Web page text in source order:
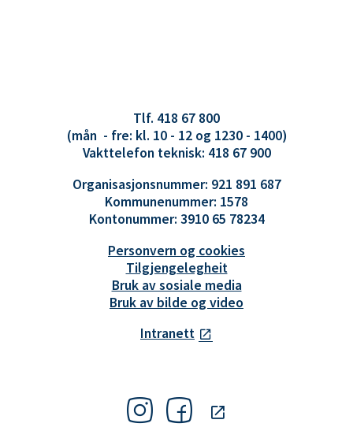
Tlf. 418 67 800
(mån - fre: kl. 10 - 12 og 1230 - 1400)
Vakttelefon teknisk: 418 67 900
Organisasjonsnummer: 921 891 687
Kommunenummer: 1578
Kontonummer: 3910 65 78234
Personvern og cookies
Tilgjengelegheit
Bruk av sosiale media
Bruk av bilde og video
Intranett